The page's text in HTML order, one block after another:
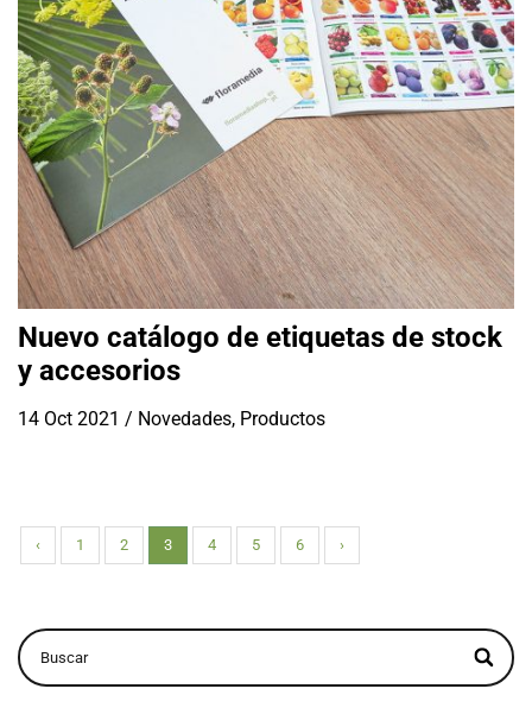
Nuevo catálogo de etiquetas de stock
y accesorios
14 Oct 2021 / Novedades, Productos
‹ 1 2 3 4 5 6 ›